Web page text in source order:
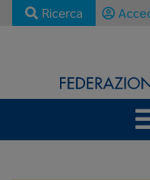
Ricerca